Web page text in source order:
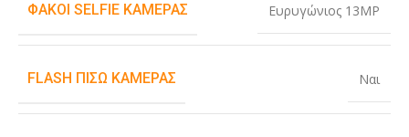
ΦΑΚΟΊ SELFIE ΚΆΜΕΡΑΣ Ευρυγώνιος 13MP
FLASH ΠΊΣΩ ΚΆΜΕΡΑΣ Ναι